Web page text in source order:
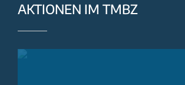
AKTIONEN IM TMBZ